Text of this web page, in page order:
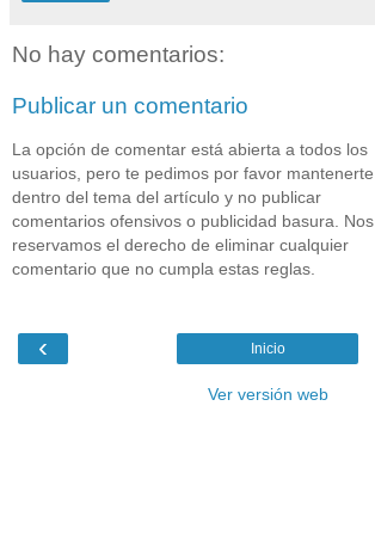
No hay comentarios:
Publicar un comentario
La opción de comentar está abierta a todos los
usuarios, pero te pedimos por favor mantenerte
dentro del tema del artículo y no publicar
comentarios ofensivos o publicidad basura. Nos
reservamos el derecho de eliminar cualquier
comentario que no cumpla estas reglas.
‹ Inicio
Ver versión web